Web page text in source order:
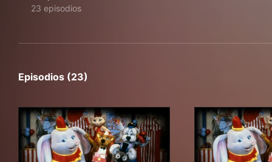
23 episodios
Episodios (23)